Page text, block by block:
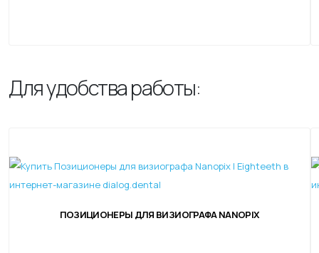
Для удобства работы:
ПОЗИЦИОНЕРЫ ДЛЯ ВИЗИОГРАФА NANOPIX